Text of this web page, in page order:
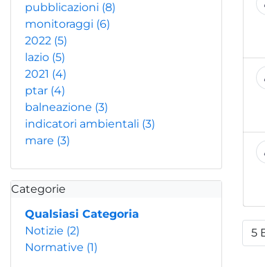
pubblicazioni (8)
monitoraggi (6)
2022 (5)
lazio (5)
2021 (4)
ptar (4)
balneazione (3)
indicatori ambientali (3)
mare (3)
Categorie
Qualsiasi Categoria
Notizie (2)
Normative (1)
5